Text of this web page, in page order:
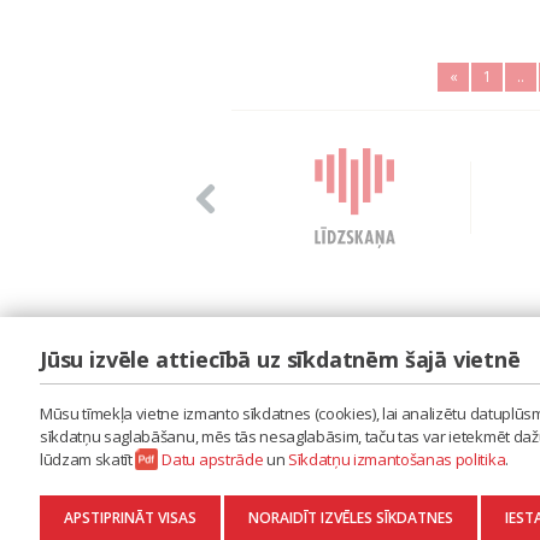
« 1 ..
LAIPA
ES RADU MŪZIKU
AKTUALITĀTES
KONTAKTI
SĪKDATŅU IZMANTOŠANAS POLITIKA
DATU APSTRĀDE
Jūsu izvēle attiecībā uz sīkdatnēm šajā vietnē
Mūsu tīmekļa vietne izmanto sīkdatnes (cookies), lai analizētu
sīkdatņu saglabāšanu, mēs tās nesaglabāsim, taču tas var ietekmēt
lūdzam skatīt
Datu apstrādeun Sīkdatņu izmantošanas politika.
APSTIPRINĀT VISAS NORAIDĪT IZVĒLES SĪKDATNES